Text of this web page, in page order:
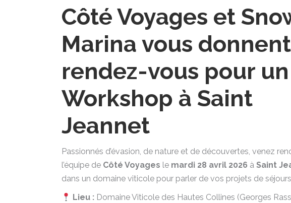
Côté Voyages et
Marina vous donnent
rendez-vous pour un
Workshop à Saint
Jeannet
Passionnés d’évasion, de nature et de découvertes, venez
l’équipe de Côté Voyages le mardi 28 avril 2026 à Saint
dans un domaine viticole pour parler de vos projets de
Lieu : Domaine Viticole des Hautes Collines (Georges